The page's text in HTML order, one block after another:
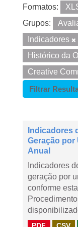
Formatos:
Grupos:
Indicadores
Histórico da
Creative
Filtrar
Indicadores
Geração por
Anual
Indicadores
geração por
conforme